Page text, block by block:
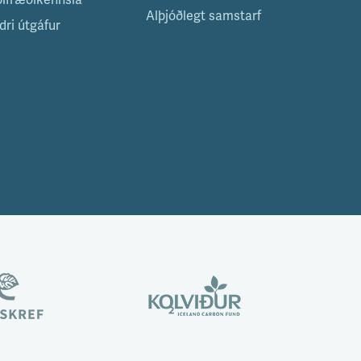
útgáfur
Alþjóðlegt samstarf